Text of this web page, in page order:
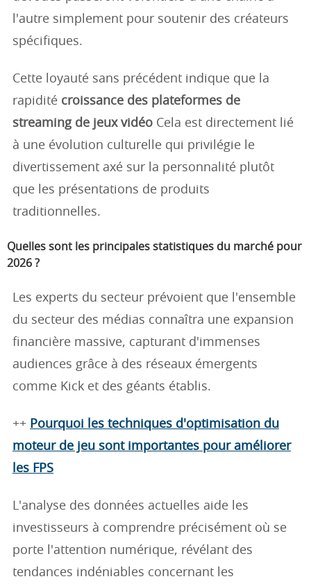
l'autre simplement pour soutenir des créateurs
spécifiques.
Cette loyauté sans précédent indique que la
rapidité croissance des plateformes de
streaming de jeux vidéo Cela est directement lié
à une évolution culturelle qui privilégie le
divertissement axé sur la personnalité plutôt
que les présentations de produits
traditionnelles.
Quelles sont les principales statistiques du marché pour
2026 ?
Les experts du secteur prévoient que l'ensemble
du secteur des médias connaîtra une expansion
financière massive, capturant d'immenses
audiences grâce à des réseaux émergents
comme Kick et des géants établis.
++ Pourquoi les techniques d'optimisation du
moteur de jeu sont importantes pour améliorer
les FPS
L'analyse des données actuelles aide les
investisseurs à comprendre précisément où se
porte l'attention numérique, révélant des
tendances indéniables concernant les